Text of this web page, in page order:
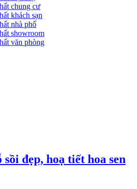
chung cư
khách sạn
nhà phố
showroom
văn phòng
đẹp, hoạ tiết hoa sen